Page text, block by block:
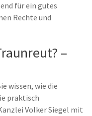
für ein gutes
Rechte und
–
wissen, wie die
praktisch
Volker Siegel mit